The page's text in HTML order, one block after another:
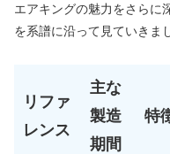
エアキングの魅力をさらに
を系譜に沿って見ていきま
リファ
レンス
主な
製造
期間
特